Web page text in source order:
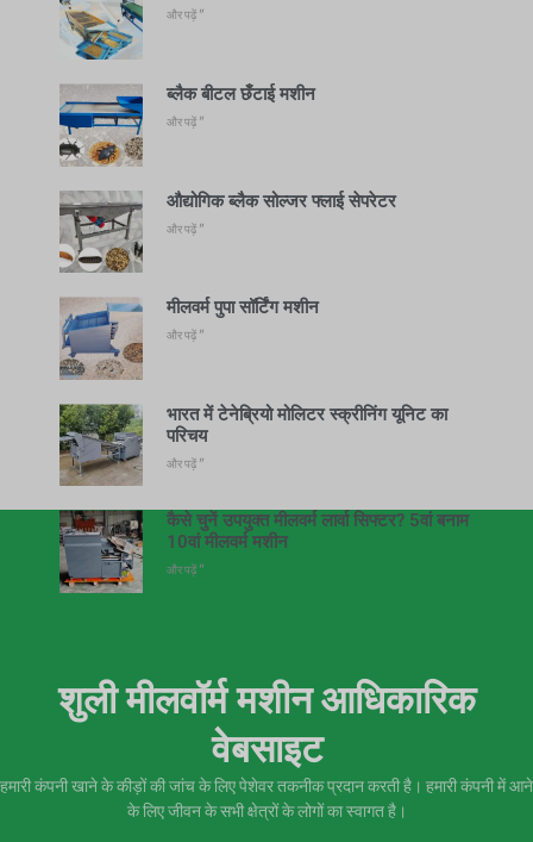
और पढ़ें "
ब्लैक बीटल छँटाई मशीन
और पढ़ें "
औद्योगिक ब्लैक सोल्जर फ्लाई सेपरेटर
और पढ़ें "
मीलवर्म पुपा सॉर्टिंग मशीन
और पढ़ें "
भारत में टेनेब्रियो मोलिटर स्क्रीनिंग यूनिट का
परिचय
और पढ़ें "
कैसे चुनें उपयुक्त मीलवर्म लार्वा सिफ्टर? 5वां बनाम
10वां मीलवर्म मशीन
और पढ़ें "
शुली मीलवॉर्म मशीन आधिकारिक
वेबसाइट
हमारी कंपनी खाने के कीड़ों की जांच के लिए पेशेवर तकनीक प्रदान करती है। हमारी कंपनी में आने
के लिए जीवन के सभी क्षेत्रों के लोगों का स्वागत है।